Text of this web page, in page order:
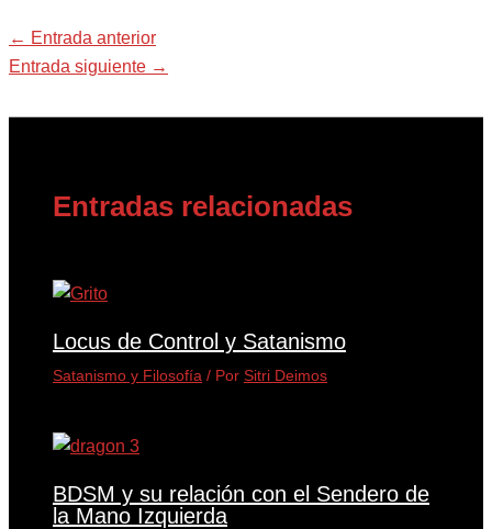
← Entrada anterior
Entrada siguiente →
Entradas relacionadas
Locus de Control y Satanismo
Satanismo y Filosofía / Por Sitri Deimos
BDSM y su relación con el Sendero de
la Mano Izquierda